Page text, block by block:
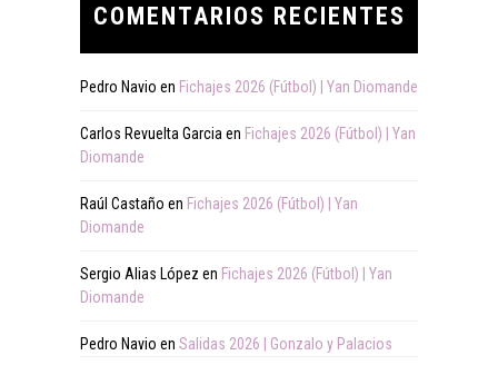
COMENTARIOS RECIENTES
Pedro Navio en Fichajes 2026 (Fútbol) | Yan Diomande
Carlos Revuelta Garcia en Fichajes 2026 (Fútbol) | Yan
Diomande
Raúl Castaño en Fichajes 2026 (Fútbol) | Yan
Diomande
Sergio Alias López en Fichajes 2026 (Fútbol) | Yan
Diomande
Pedro Navio en Salidas 2026 | Gonzalo y Palacios